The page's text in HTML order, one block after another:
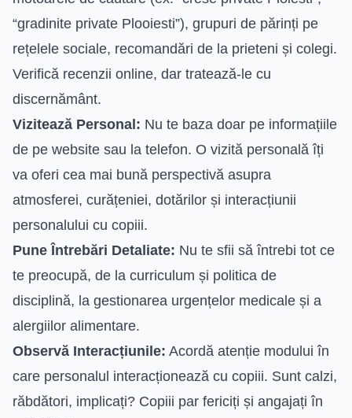
“gradinite private Plooiesti”), grupuri de părinți pe
rețelele sociale, recomandări de la prieteni și colegi.
Verifică recenzii online, dar tratează-le cu
discernământ.
Vizitează Personal: Nu te baza doar pe informațiile
de pe website sau la telefon. O vizită personală îți
va oferi cea mai bună perspectivă asupra
atmosferei, curățeniei, dotărilor și interacțiunii
personalului cu copiii.
Pune Întrebări Detaliate: Nu te sfii să întrebi tot ce
te preocupă, de la curriculum și politica de
disciplină, la gestionarea urgențelor medicale și a
alergiilor alimentare.
Observă Interacțiunile: Acordă atenție modului în
care personalul interacționează cu copiii. Sunt calzi,
răbdători, implicați? Copiii par fericiți și angajați în